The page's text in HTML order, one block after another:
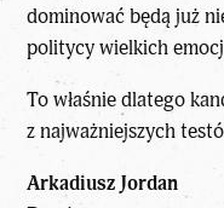
dominować będą już
politycy wielkich
To właśnie dlatego
z najważniejszych
Arkadiusz Jordan